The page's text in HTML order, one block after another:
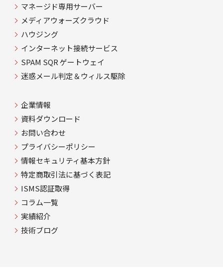
マネージド専用サーバー
メディアウォーズクラウド
ハウジング
インターネット接続サービス
SPAM SQR ゲートウェイ
迷惑メール判定＆ウィルス駆除
企業情報
資料ダウンロード
お問い合わせ
プライバシーポリシー
情報セキュリティ基本方針
特定商取引法に基づく表記
ISMS認証取得
コラム一覧
実績紹介
技術ブログ